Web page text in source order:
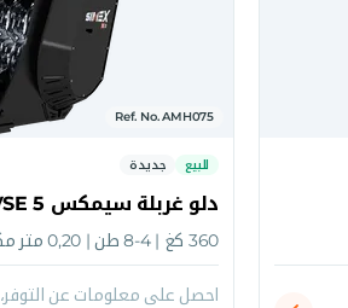
Ref. No. AMH075
للبيع
جديدة
دلو غربلة سيمكس VSE 5
360 كغ | 4-8 طن | 0,20 متر مكعب
احصل على معلومات عن التوفر،